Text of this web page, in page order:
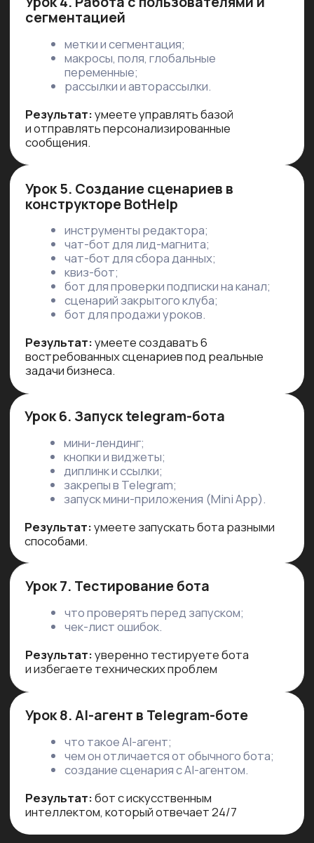
Мастеру маникюра удалось
полностью автоматизировать
первичный контакт —она сэкономила
3−5 часов в день, стала обслуживать
больше клиентов и больше
зарабатывать.
отметили, чтоквалифицированных
лидов стало на 35% больше.
лида на 40%, а количество заявок
из Telegram выросло почти в 2 раза.
вовлекал пользователей
и стимулировал продление
подписки —отток сократился
Бот для консультаций с функцией AI-
агента начал отвечать за секунды —
, а клиенты стали доходить
до записи чаще.
Тарифы
Тариф «Стандарт»
— Доступ ко всем урокам.
— Готовые шаблоны и материалы.
— Домашние задания.
— Сертификат.
в удобном темпе и самостоятельно
собрать своего первого бота.
Выбрать тариф
Тариф «PRO»
+ Персональная обратная связь по
каждому уроку.
+ Подробный разбор сценариев и
+ Помощь с реализацией вашего
проекта.
персональный подход с поддержкой